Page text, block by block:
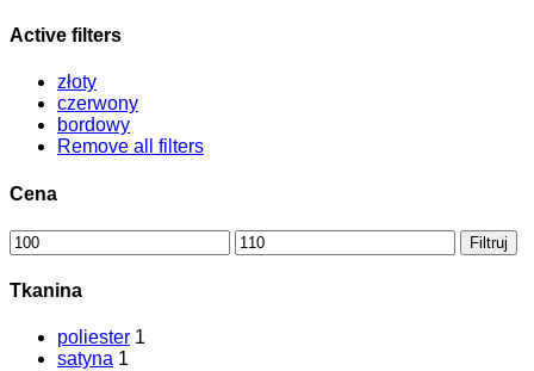
Active filters
złoty
czerwony
bordowy
Remove all filters
Cena
Cena
min
Cena
max
Filtruj
Tkanina
poliester 1
satyna 1